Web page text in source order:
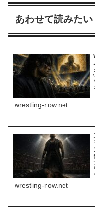
あわせて読みたい
wrestling-now.net
wrestling-now.net